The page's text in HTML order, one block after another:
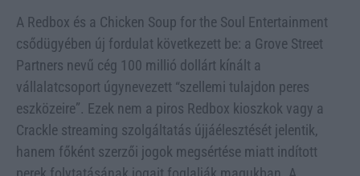
A Redbox és a Chicken Soup for the Soul Entertainment
csődügyében új fordulat következett be: a Grove Street
Partners nevű cég 100 millió dollárt kínált a
vállalatcsoport úgynevezett “szellemi tulajdon peres
eszközeire”. Ezek nem a piros Redbox kioszkok vagy a
Crackle streaming szolgáltatás újjáélesztését jelentik,
hanem főként szerzői jogok megsértése miatt indított